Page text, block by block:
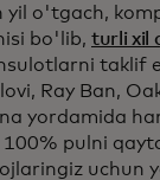
o'tgach,
bo'lib, turli xil
taklif
Ray Ban,
yordamida
pulni
uchun